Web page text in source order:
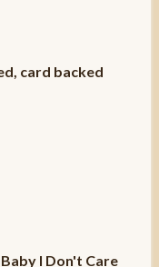
card backed
I Don't Care